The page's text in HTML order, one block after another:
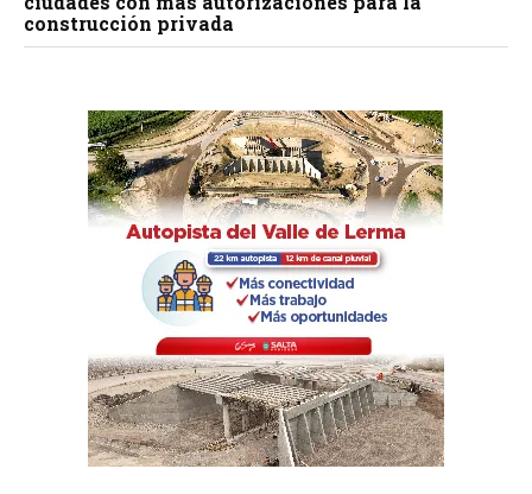
construcción privada